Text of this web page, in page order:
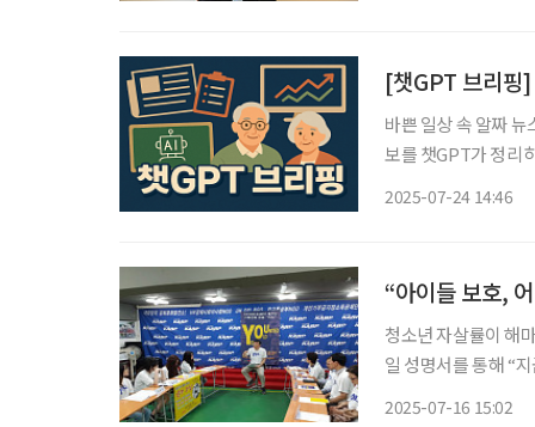
[챗GPT 브리핑
바쁜 일상 속 알짜
보를 챗GPT가 정리하고 편집
2025-07-24 14:46
청소년 자살률이 해
일 성명서를 통해 “
2025-07-16 15:02